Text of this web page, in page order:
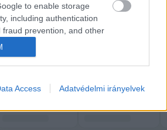
to enable storage
including authentication
fraud prevention, and other
Access Adatvédelmi irányelvek
az Országos Elnökség titkos
nem fogadott el.
ITT OLVASHATÓ